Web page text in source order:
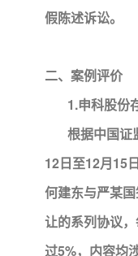
假陈述诉讼。
二、案例评价
1.申科股份
根据中国证
12日至12月15
何建东与严某
让的系列协议
过5%，内容均